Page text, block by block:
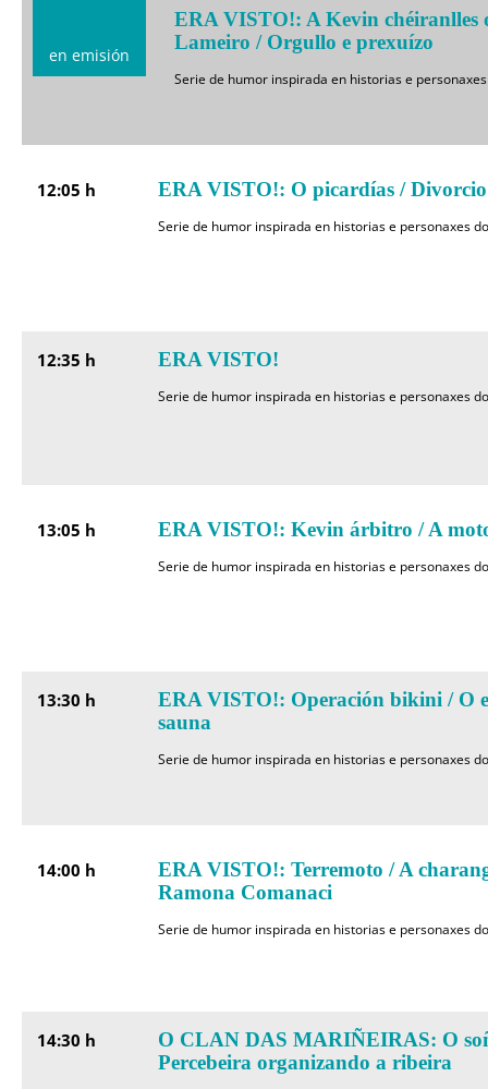
en emisión
ERA VISTO!: A Kevin chéiranlles
Lameiro / Orgullo e prexuízo
Serie de humor inspirada en historias e
12:05 h ERA VISTO!: O picardías /
Serie de humor inspirada en historias e personaxes
12:35 h ERA VISTO!
Serie de humor inspirada en historias e personaxes
13:05 h ERA VISTO!: Kevin árbitro / A
Serie de humor inspirada en historias e personaxes
13:30 h
ERA VISTO!: Operación bikini / O
sauna
Serie de humor inspirada en historias e personaxes
14:00 h
ERA VISTO!: Terremoto / A
Ramona Comanaci
Serie de humor inspirada en historias e personaxes
14:30 h
O CLAN DAS MARIÑEIRAS: O
Percebeira organizando a ribeira